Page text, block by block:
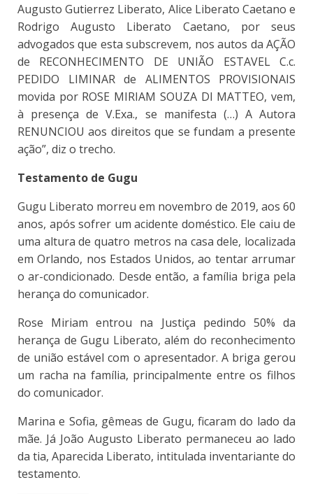
Augusto Gutierrez Liberato, Alice Liberato Caetano e
Rodrigo Augusto Liberato Caetano, por seus
advogados que esta subscrevem, nos autos da AÇÃO
de RECONHECIMENTO DE UNIÃO ESTAVEL C.c.
PEDIDO LIMINAR de ALIMENTOS PROVISIONAIS
movida por ROSE MIRIAM SOUZA DI MATTEO, vem,
à presença de V.Exa., se manifesta (…) A Autora
RENUNCIOU aos direitos que se fundam a presente
ação”, diz o trecho.
Testamento de Gugu
Gugu Liberato morreu em novembro de 2019, aos 60
anos, após sofrer um acidente doméstico. Ele caiu de
uma altura de quatro metros na casa dele, localizada
em Orlando, nos Estados Unidos, ao tentar arrumar
o ar-condicionado. Desde então, a família briga pela
herança do comunicador.
Rose Miriam entrou na Justiça pedindo 50% da
herança de Gugu Liberato, além do reconhecimento
de união estável com o apresentador. A briga gerou
um racha na família, principalmente entre os filhos
do comunicador.
Marina e Sofia, gêmeas de Gugu, ficaram do lado da
mãe. Já João Augusto Liberato permaneceu ao lado
da tia, Aparecida Liberato, intitulada inventariante do
testamento.